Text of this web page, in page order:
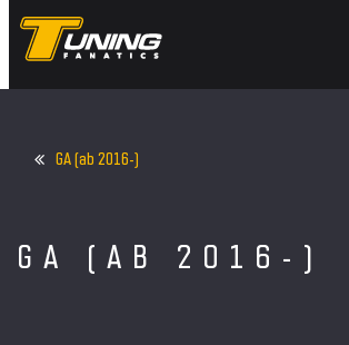
GA (ab 2016-)
GA (AB 2016-)